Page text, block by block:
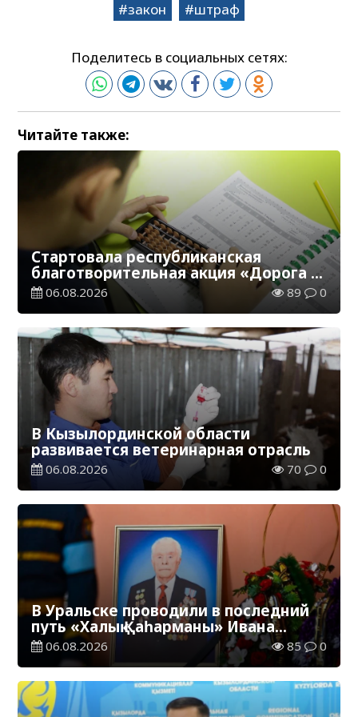
закон штраф
Поделитесь в социальных сетях:
Читайте также:
Стартовала республиканская
благотворительная акция «Дорога в
школу»
06.08.2026 89 0
В Кызылординской области
развивается ветеринарная отрасль
06.08.2026 70 0
В Уральске проводили в последний
путь «Халық Қаһарманы» Ивана
Степановича Гапича
06.08.2026 85 0